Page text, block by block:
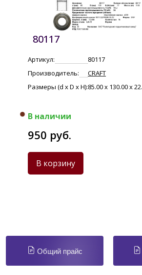
Общий прайс
80117
Артикул:
80117
Производитель:
CRAFT
Размеры (d x D x H):85.00 x 130.00 x
950 руб.
В наличии
В корзину